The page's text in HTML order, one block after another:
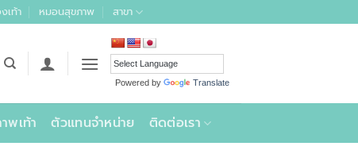
เท้า หมอนสุขภาพ สาขา
Powered by Translate
พเท้า ตัวแทนจำหน่าย ติดต่อเรา